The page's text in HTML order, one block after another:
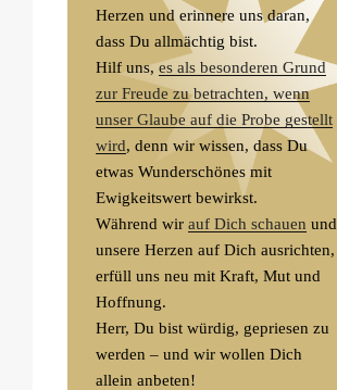
Herzen und erinnere uns daran,
dass Du allmächtig bist.
Hilf uns,es als besonderen Grund
zur Freude zu betrachten, wenn
unser Glaube auf die Probe gestellt
wird, denn wir wissen, dass Du
etwas Wunderschönes mit
Ewigkeitswert bewirkst.
Während wir auf Dich schauen und
unsere Herzen auf Dich ausrichten,
erfüll uns neu mit Kraft, Mut und
Hoffnung.
Herr, Du bist würdig, gepriesen zu
werden – und wir wollen Dich
allein anbeten!